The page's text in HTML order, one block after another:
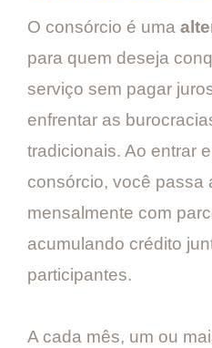
O consórcio é uma
para quem deseja
serviço sem pagar
enfrentar as
tradicionais. Ao entrar
consórcio, você passa
mensalmente com
acumulando crédito
participantes.
A cada mês, um ou